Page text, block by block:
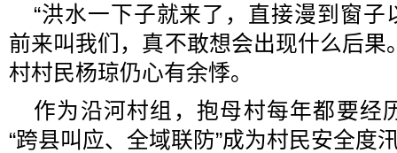
“洪水一下子就来了，直接漫到窗
前来叫我们，真不敢想会出现什么后果
村村民杨琼仍心有余悸。
作为沿河村组，抱母村每年都要经
“跨县叫应、全域联防”成为村民安全度